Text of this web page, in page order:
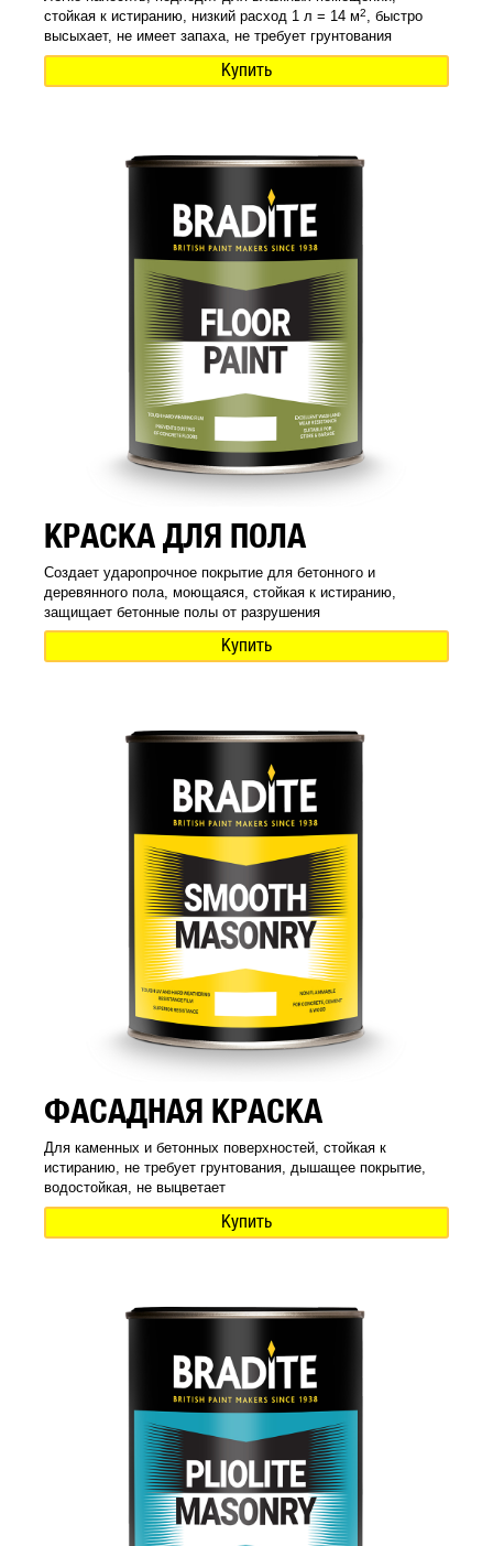
стойкая к истиранию, низкий расход 1 л = 14 м2, быстро
высыхает, не имеет запаха, не требует грунтования
Купить
КРАСКА ДЛЯ ПОЛА
Создает ударопрочное покрытие для бетонного и
деревянного пола, моющаяся, стойкая к истиранию,
защищает бетонные полы от разрушения
Купить
ФАСАДНАЯ КРАСКА
Для каменных и бетонных поверхностей, стойкая к
истиранию, не требует грунтования, дышащее покрытие,
водостойкая, не выцветает
Купить